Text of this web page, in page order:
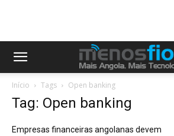
Início Tags Open banking
Tag: Open banking
Empresas financeiras angolanas devem